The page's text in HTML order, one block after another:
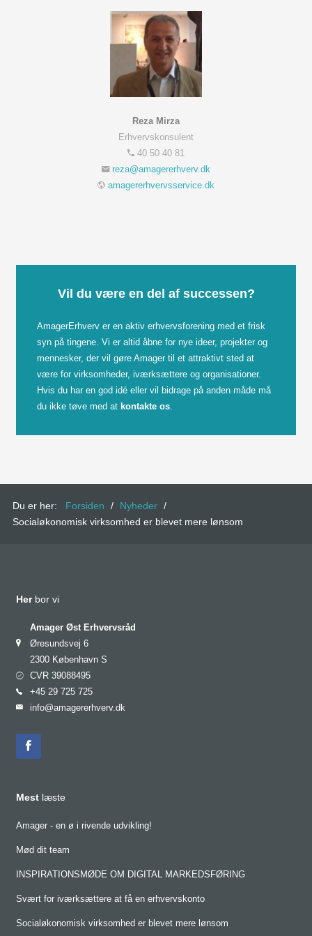
Reza Mirza
Erhvervskonsulent
40 50 40 81
amagererhvervsservice.dk
Vil du være en del af successen?
AmagerErhverv er en aktiv erhvervsforening med et frisk
syn på tingene. Vi er altid åbne for nye ideer, projekter og
mennesker, der vil gøre Amager til et attraktivt sted at
være for virksomheder, iværksættere og organisationer.
Hvis du har en god idé eller vil bidrage på anden måde må
du ikke tøve med at kontakte os.
Du er her: Forsiden / Nyheder /
Socialøkonomisk virksomhed er blevet mere lønsom
Her bor vi
Amager Øst Erhvervsråd
Øresundsvej 6
2300 København S
CVR 39088495
+45 29 725 725
info@amagererhverv.dk
Mest læste
Amager - en ø i rivende udvikling!
Mød dit team
INSPIRATIONSMØDE OM DIGITAL MARKEDSFØRING
Svært for iværksættere at få en erhvervskonto
Socialøkonomisk virksomhed er blevet mere lønsom